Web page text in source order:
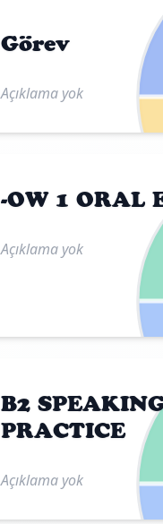
Görev
Açıklama yok
-OW 1 ORAL
Açıklama yok
B2
PRACTICE
Açıklama yok